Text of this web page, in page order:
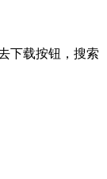
下载按钮，搜索